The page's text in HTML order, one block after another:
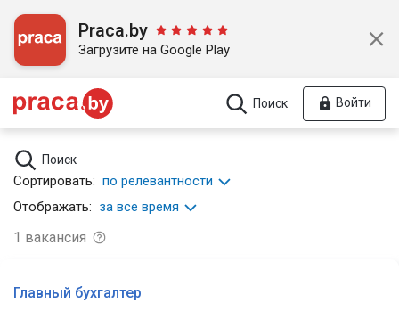
Praca.by
Загрузите на Google Play
Поиск Войти
Поиск
Сортировать: по релевантности
Отображать: за все время
1 вакансия
Главный бухгалтер